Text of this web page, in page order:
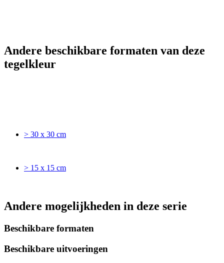
Andere beschikbare formaten van deze
tegelkleur
> 30 x 30 cm
> 15 x 15 cm
Andere mogelijkheden in deze serie
Beschikbare formaten
Beschikbare uitvoeringen